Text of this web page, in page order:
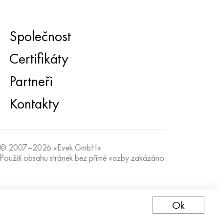
Společnost
Certifikáty
Partneři
Kontakty
© 2007–2026 «Evek GmbH»
Použití obsahu stránek bez přímé vazby zakázáno.
Ok